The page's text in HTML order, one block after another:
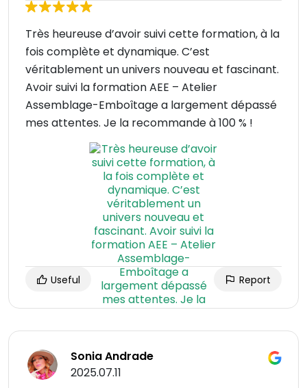
Très heureuse d’avoir suivi cette formation, à la
fois complète et dynamique. C’est
véritablement un univers nouveau et fascinant.
Avoir suivi la formation AEE – Atelier
Assemblage-Emboîtage a largement dépassé
mes attentes. Je la recommande à 100 % !
Useful Report
Sonia Andrade
2025.07.11